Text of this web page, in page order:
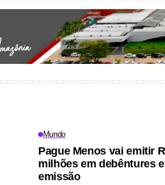
Mundo
Pague Menos vai emitir
milhões em debêntures
emissão